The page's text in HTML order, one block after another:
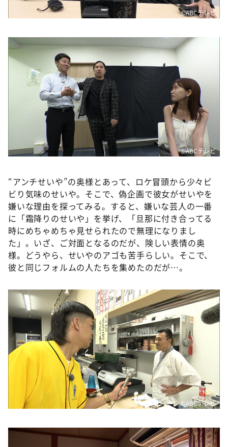
©️ABCテレビ
©️ABCテレビ
“アンチせいや”の奥様とあって、ロケ冒頭から少々ビ
ビり気味のせいや。そこで、偽企画で彼女がせいやを
嫌いな理由を探ってみる。すると、嫌いな芸人の一番
に「霜降りのせいや」を挙げ、「旦那に付き合ってる
時にめちゃめちゃ見せられたので無理になりまし
た」。いざ、ご対面となるのだが、険しい表情の奥
様。どうやら、せいやのアゴも苦手らしい。そこで、
彼と同じフォルムの人たちを集めたのだが…。
©️ABCテレビ